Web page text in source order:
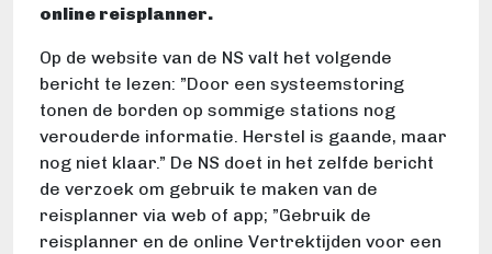
online reisplanner.
Op de website van de NS valt het volgende
bericht te lezen: ”Door een systeemstoring
tonen de borden op sommige stations nog
verouderde informatie. Herstel is gaande, maar
nog niet klaar.” De NS doet in het zelfde bericht
de verzoek om gebruik te maken van de
reisplanner via web of app; ”Gebruik de
reisplanner en de online Vertrektijden voor een